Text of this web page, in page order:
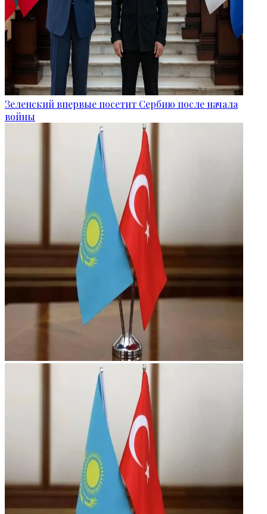
Зеленский впервые посетит Сербию после начала
войны